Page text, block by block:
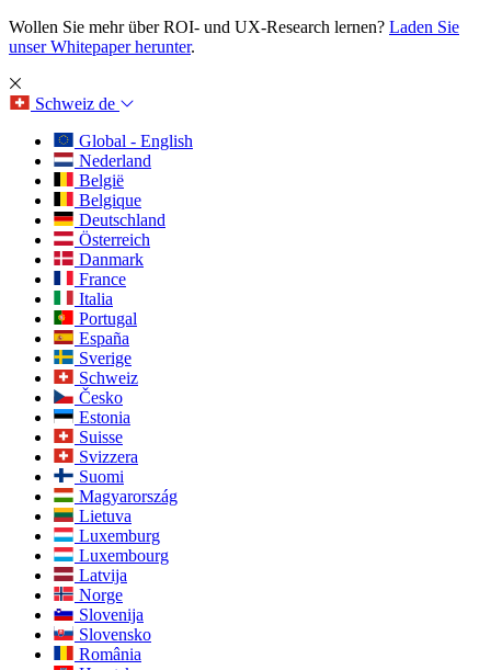
Wollen Sie mehr über ROI- und UX-Research lernen? Laden Sie
unser Whitepaper herunter.
Schweiz de
Global - English
Nederland
België
Belgique
Deutschland
Österreich
Danmark
France
Italia
Portugal
España
Sverige
Schweiz
Česko
Estonia
Suisse
Svizzera
Suomi
Magyarország
Lietuva
Luxemburg
Luxembourg
Latvija
Norge
Slovenija
Slovensko
România